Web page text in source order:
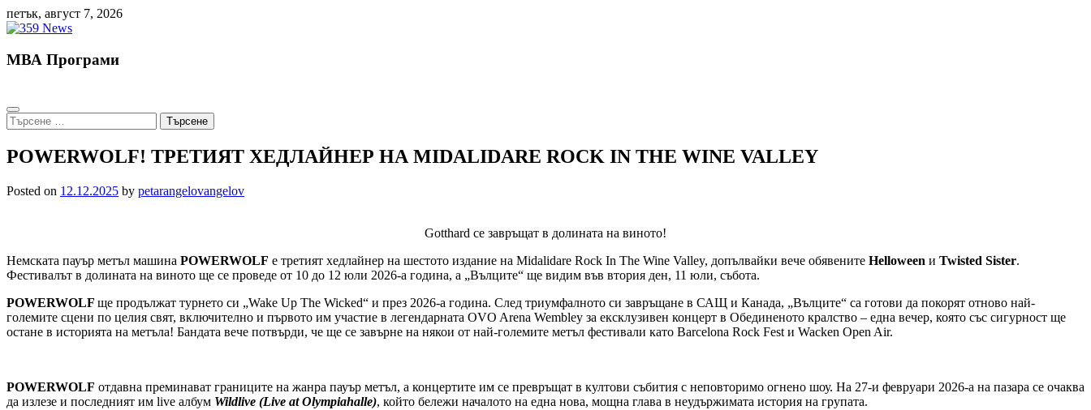
Skip
to
петък, август 7, 2026
МВА Програми
Търсене
за:
POWERWOLF! ТРЕТИЯТ ХЕДЛАЙНЕР НА MIDALIDARE ROCK IN THE WINE VALLEY
Posted on 12.12.2025 by petarangelovangelov
Gotthard се завръщат в долината на виното!
Немската пауър метъл машина POWERWOLF е третият хедлайнер на шестото издание на Midalidare Rock In The Wine Valley, допълвайки вече обявените Helloween и Twisted Sister.
Фестивалът в долината на виното ще се проведе от 10 до 12 юли 2026-а година, a „Вълците“ ще видим във втория ден, 11 юли, събота.
POWERWOLF ще продължат турнето си „Wake Up The Wicked“ и през 2026-а година. След триумфалното си завръщане в САЩ и Канада, „Вълците“ са готови да покорят отново най-
големите сцени по целия свят, включително и първото им участие в легендарната OVO Arena Wembley за ексклузивен концерт в Обединеното кралство – една вечер, която със сигурност ще
остане в историята на метъла! Бандата вече потвърди, че ще се завърне на някои от най-големите метъл фестивали като Barcelona Rock Fest и Wacken Open Air.
POWERWOLF отдавна преминават границите на жанра пауър метъл, а концертите им се превръщат в култови събития с неповторимо огнено шоу. На 27-и февруари 2026-а на пазара се очаква
да излезе и последният им live албум Wildlive (Live at Olympiahalle), който бележи началото на една нова, мощна глава в неудържимата история на групата.